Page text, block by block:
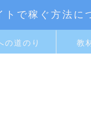
トで稼ぐ方法に
の道のり 教